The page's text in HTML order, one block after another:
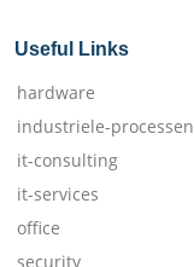
Useful Links
hardware
industriele-processen
it-consulting
it-services
office
security